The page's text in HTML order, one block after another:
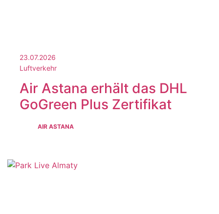
23.07.2026
Luftverkehr
Air Astana erhält das DHL
GoGreen Plus Zertifikat
AIR ASTANA